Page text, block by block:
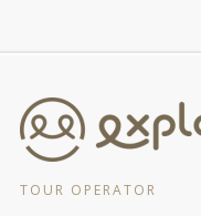
TOUR OPERATOR